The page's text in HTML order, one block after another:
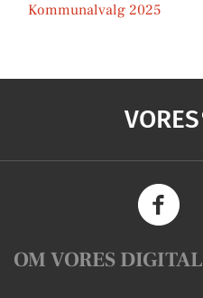
Kommunalvalg 2025
VORES
OM VORES DIGITAL